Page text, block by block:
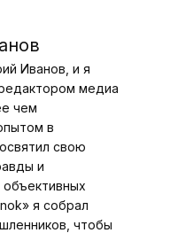
Иванов, и я
медиа
чем
в
свою
и
я собрал
чтобы